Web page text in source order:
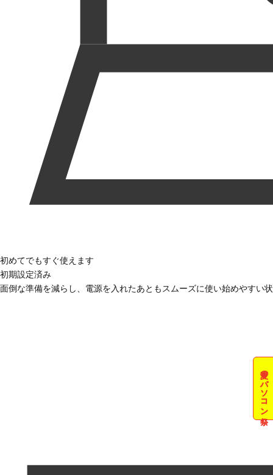
夏のパソコン祭
初めてでもすぐ使えます
初期設定済み
面倒な準備を減らし、電源を入れたあともスムーズに使い始めやすい